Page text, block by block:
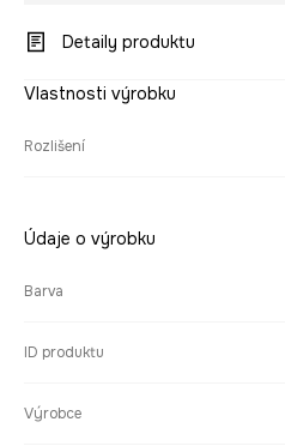
Detaily produktu
Vlastnosti výrobku
Rozlišení
Údaje o výrobku
Barva
ID produktu
Výrobce